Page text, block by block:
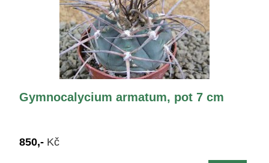
Gymnocalycium armatum, pot 7 cm
850,- Kč